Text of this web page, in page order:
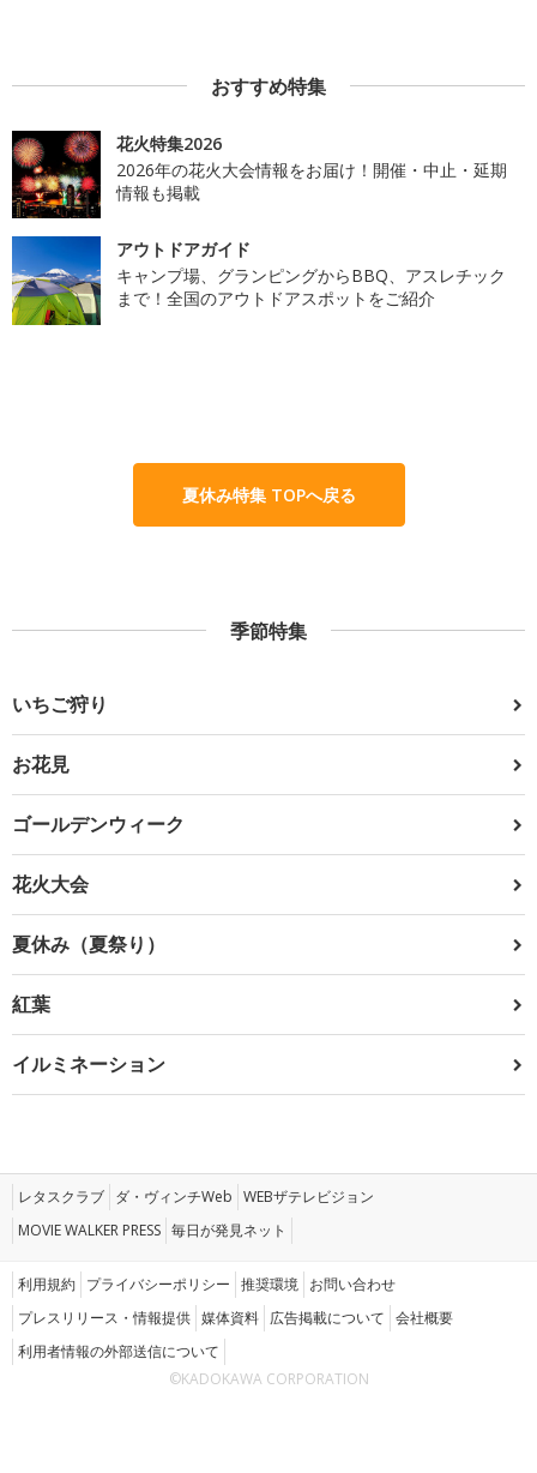
おすすめ特集
花火特集2026
2026年の花火大会情報をお届け！開催・中止・延期
情報も掲載
アウトドアガイド
キャンプ場、グランピングからBBQ、アスレチック
まで！全国のアウトドアスポットをご紹介
夏休み特集 TOPへ戻る
季節特集
いちご狩り
お花見
ゴールデンウィーク
花火大会
夏休み（夏祭り）
紅葉
イルミネーション
レタスクラブ ダ・ヴィンチWeb WEBザテレビジョン
MOVIE WALKER PRESS 毎日が発見ネット
利用規約 プライバシーポリシー 推奨環境 お問い合わせ
プレスリリース・情報提供 媒体資料 広告掲載について 会社概要
利用者情報の外部送信について
©KADOKAWA CORPORATION